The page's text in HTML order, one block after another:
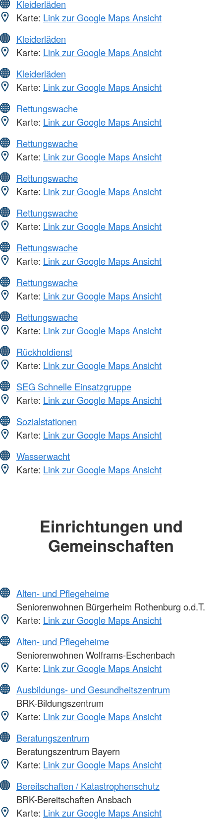
Kleiderläden
Karte: Link zur Google Maps Ansicht
Kleiderläden
Karte: Link zur Google Maps Ansicht
Kleiderläden
Karte: Link zur Google Maps Ansicht
Rettungswache
Karte: Link zur Google Maps Ansicht
Rettungswache
Karte: Link zur Google Maps Ansicht
Rettungswache
Karte: Link zur Google Maps Ansicht
Rettungswache
Karte: Link zur Google Maps Ansicht
Rettungswache
Karte: Link zur Google Maps Ansicht
Rettungswache
Karte: Link zur Google Maps Ansicht
Rettungswache
Karte: Link zur Google Maps Ansicht
Rückholdienst
Karte: Link zur Google Maps Ansicht
SEG Schnelle Einsatzgruppe
Karte: Link zur Google Maps Ansicht
Sozialstationen
Karte: Link zur Google Maps Ansicht
Wasserwacht
Karte: Link zur Google Maps Ansicht
Einrichtungen und
Gemeinschaften
Alten- und Pflegeheime
Seniorenwohnen Bürgerheim Rothenburg o.d.T.
Karte: Link zur Google Maps Ansicht
Alten- und Pflegeheime
Seniorenwohnen Wolframs-Eschenbach
Karte: Link zur Google Maps Ansicht
Ausbildungs- und Gesundheitszentrum
BRK-Bildungszentrum
Karte: Link zur Google Maps Ansicht
Beratungszentrum
Beratungszentrum Bayern
Karte: Link zur Google Maps Ansicht
Bereitschaften / Katastrophenschutz
BRK-Bereitschaften Ansbach
Karte: Link zur Google Maps Ansicht